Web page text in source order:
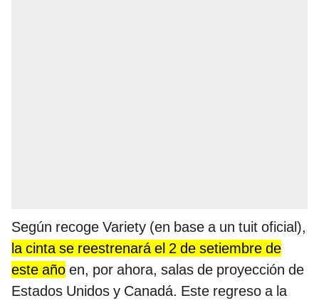
Según recoge Variety (en base a un tuit oficial),
la cinta se reestrenará el 2 de setiembre de
este año en, por ahora, salas de proyección de
Estados Unidos y Canadá. Este regreso a la